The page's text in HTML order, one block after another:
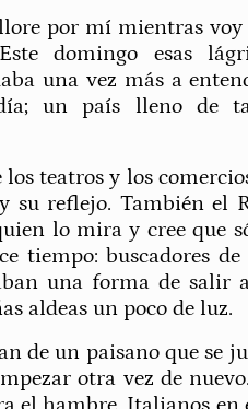
por mí mientras voy
domingo esas
una vez más a
un país lleno de
teatros y los
su reflejo. También el
lo mira y cree que
tiempo: buscadores
una forma de salir
aldeas un poco de luz.
de un paisano que se
otra vez de